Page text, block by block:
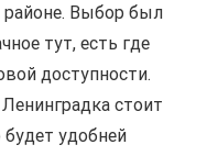
Выбор был
тут, есть где
доступности.
стоит
удобней